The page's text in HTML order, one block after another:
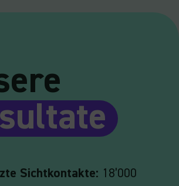
Sichtkontakte: 18’000